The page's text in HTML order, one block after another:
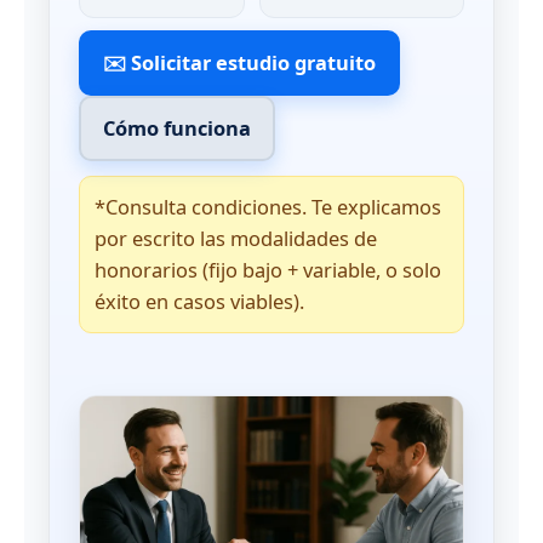
✉️ Solicitar estudio gratuito
Cómo funciona
*Consulta condiciones. Te explicamos
por escrito las modalidades de
honorarios (fijo bajo + variable, o solo
éxito en casos viables).